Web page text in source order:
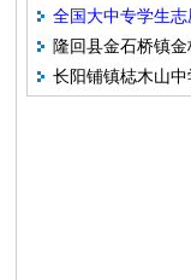
全教育主题活动
全国大中专学生
下乡”社会实践活
隆回县金石桥镇
水 守护平安伴成
长阳铺镇梽木山